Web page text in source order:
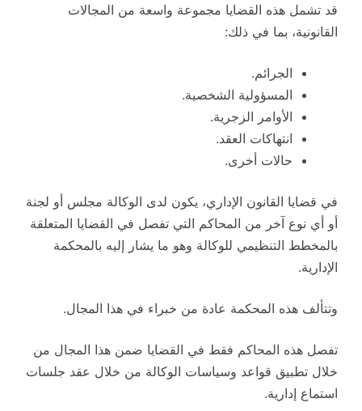
قد تشمل هذه القضايا مجموعة واسعة من المجالات
القانونية، بما في ذلك:
الجرائم.
المسؤولية الشخصية.
الأوامر الزجرية.
انتهاكات العقد.
حالات أخرى.
في قضايا القانون الإداري، يكون لدى الوكالة مجلس أو لجنة
أو أي نوع آخر من المحاكم التي تفصل في القضايا المتعلقة
بالمخطط التنظيمي للوكالة وهو ما يشار إليه بالمحكمة
الإدارية.
وتتألف هذه المحكمة عادة من خبراء في هذا المجال.
تفصل هذه المحاكم فقط في القضايا ضمن هذا المجال من
خلال تطبيق قواعد وسياسات الوكالة من خلال عقد جلسات
استماع إدارية.